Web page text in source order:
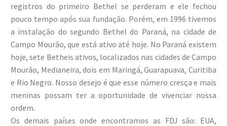
registros do primeiro Bethel se perderam e ele fechou
pouco tempo após sua fundação. Porém, em 1996 tivemos
a instalação do segundo Bethel do Paraná, na cidade de
Campo Mourão, que está ativo até hoje. No Paraná existem
hoje, sete Betheis ativos, localizados nas cidades de Campo
Mourão, Medianeira, dois em Maringá, Guarapuava, Curitiba
e Rio Negro. Nosso desejo é que esse número cresça e mais
meninas possam ter a oportunidade de vivenciar nossa
ordem.
Os demais países onde encontramos as FDJ são: EUA,